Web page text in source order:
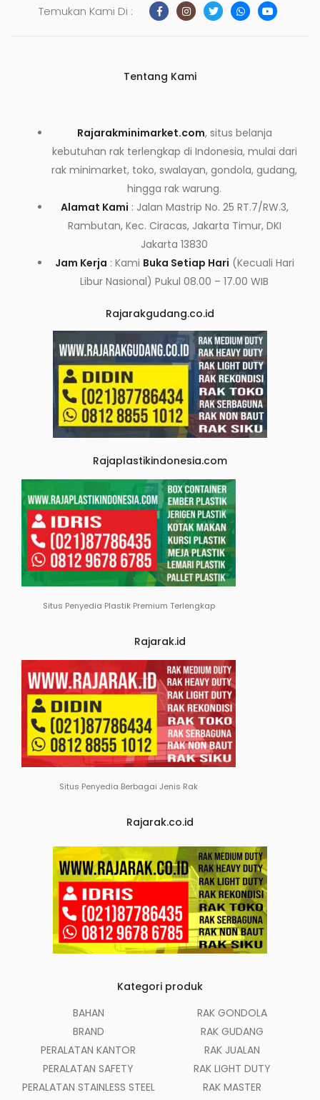
Temukan Kami Di :
Tentang Kami
Rajarakminimarket.com, situs belanja
kebutuhan rak terlengkap di Indonesia, mulai dari
rak minimarket, toko, swalayan, gondola, gudang,
hingga rak warung.
Alamat Kami : Jalan Mastrip No. 25 RT.7/RW.3,
Rambutan, Kec. Ciracas, Jakarta Timur, DKI
Jakarta 13830
Jam Kerja : Kami Buka Setiap Hari (Kecuali Hari
Libur Nasional) Pukul 08.00 – 17.00 WIB
Rajarakgudang.co.id
Rajaplastikindonesia.com
Situs Penyedia Plastik Premium Terlengkap
Rajarak.id
Situs Penyedia Berbagai Jenis Rak
Rajarak.co.id
Kategori produk
BAHAN
BRAND
PERALATAN KANTOR
PERALATAN SAFETY
PERALATAN STAINLESS STEEL
RAK GONDOLA
RAK GUDANG
RAK JUALAN
RAK LIGHT DUTY
RAK MASTER